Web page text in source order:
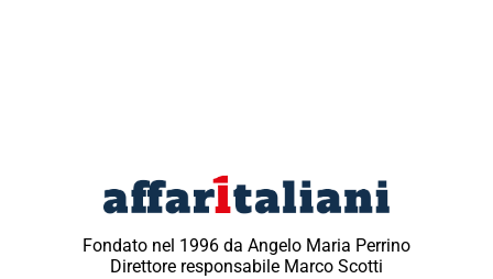
Fondato nel 1996 da Angelo Maria Perrino
Direttore responsabile Marco Scotti